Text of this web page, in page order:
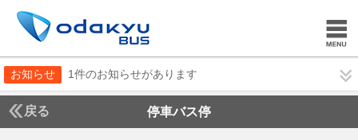
お知らせ 1件のお知らせがあります
戻る 停車バス停